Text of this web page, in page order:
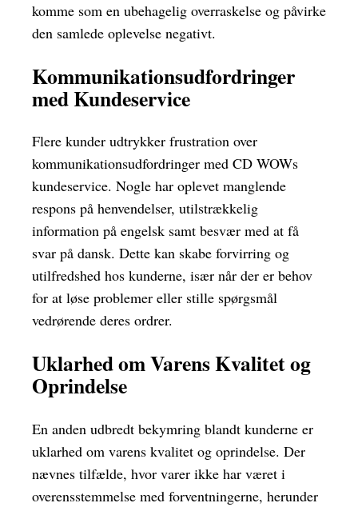
komme som en ubehagelig overraskelse og påvirke
den samlede oplevelse negativt.
Kommunikationsudfordringer
med Kundeservice
Flere kunder udtrykker frustration over
kommunikationsudfordringer med CD WOWs
kundeservice. Nogle har oplevet manglende
respons på henvendelser, utilstrækkelig
information på engelsk samt besvær med at få
svar på dansk. Dette kan skabe forvirring og
utilfredshed hos kunderne, især når der er behov
for at løse problemer eller stille spørgsmål
vedrørende deres ordrer.
Uklarhed om Varens Kvalitet og
Oprindelse
En anden udbredt bekymring blandt kunderne er
uklarhed om varens kvalitet og oprindelse. Der
nævnes tilfælde, hvor varer ikke har været i
overensstemmelse med forventningerne, herunder